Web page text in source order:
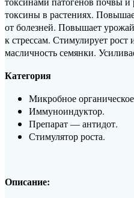
токсины в растениях.
от болезней. Повышает
к стрессам. Стимулирует
масличность семянки.
Категория
Микробное
Иммуноиндуктор.
Препарат — антидот.
Стимулятор роста.
Описание: